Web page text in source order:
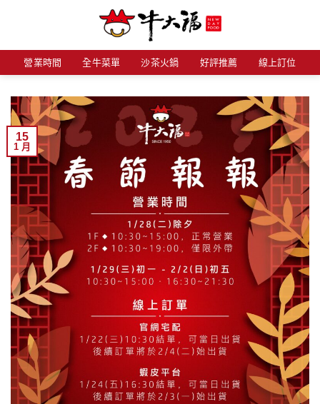
營業時間 全牛菜單 沙茶火鍋 好評推薦 線上訂位
15
1 月